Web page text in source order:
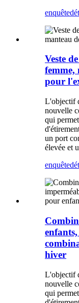
enquête
Veste
femme,
pour
L'objectif
nouvelle
qui
un port
élevée et
enquête
hiver
L'objectif
nouvelle
qui